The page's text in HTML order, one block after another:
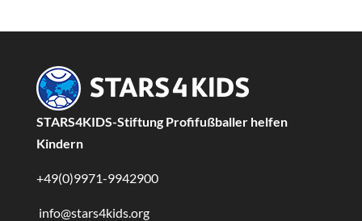
STARS4KIDS-Stiftung Profifußballer helfen
Kindern
+49(0)9971-9942900
info@stars4kids.org